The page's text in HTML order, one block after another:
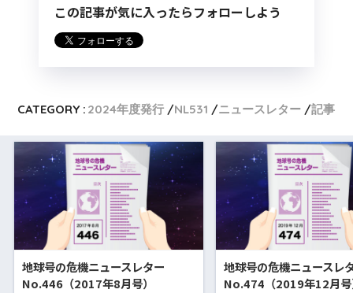
この記事が気に入ったらフォローしよう
CATEGORY : 2024年度発行 NL531 ニュースレター 記事
地球号の危機ニュースレター
No.446（2017年8月号）
地球号の危機ニュースレ
No.474（2019年12月